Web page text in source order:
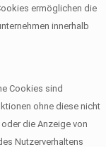
ermöglichen die
innerhalb
Cookies sind
ohne diese nicht
die Anzeige von
Nutzerverhaltens